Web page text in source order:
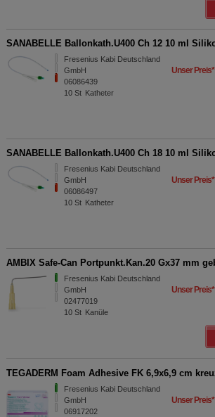
SANABELLE Ballonkath.U400 Ch 12 10 ml
Fresenius Kabi Deutschland
GmbH
06086439
10 St Katheter
Unser Preis*
SANABELLE Ballonkath.U400 Ch 18 10 ml
Fresenius Kabi Deutschland
GmbH
06086497
10 St Katheter
Unser Preis*
AMBIX Safe-Can Portpunkt.Kan.20 Gx37 mm
Fresenius Kabi Deutschland
GmbH
02477019
10 St Kanüle
Unser Preis*
TEGADERM Foam Adhesive FK 6,9x6,9 cm
Fresenius Kabi Deutschland
GmbH
06917202
Unser Preis*